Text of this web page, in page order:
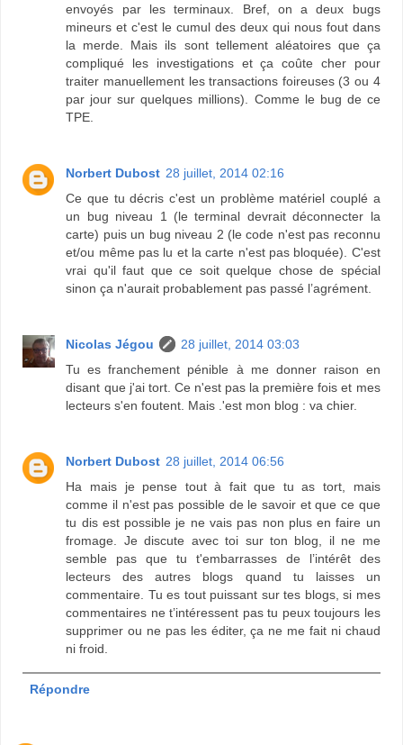
envoyés par les terminaux. Bref, on a deux bugs
mineurs et c'est le cumul des deux qui nous fout dans
la merde. Mais ils sont tellement aléatoires que ça
compliqué les investigations et ça coûte cher pour
traiter manuellement les transactions foireuses (3 ou 4
par jour sur quelques millions). Comme le bug de ce
TPE.
Norbert Dubost 28 juillet, 2014 02:16
Ce que tu décris c'est un problème matériel couplé a
un bug niveau 1 (le terminal devrait déconnecter la
carte) puis un bug niveau 2 (le code n'est pas reconnu
et/ou même pas lu et la carte n'est pas bloquée). C'est
vrai qu'il faut que ce soit quelque chose de spécial
sinon ça n'aurait probablement pas passé l’agrément.
Nicolas Jégou
28 juillet, 2014 03:03
Tu es franchement pénible à me donner raison en
disant que j'ai tort. Ce n'est pas la première fois et mes
lecteurs s'en foutent. Mais .'est mon blog : va chier.
Norbert Dubost 28 juillet, 2014 06:56
Ha mais je pense tout à fait que tu as tort, mais
comme il n'est pas possible de le savoir et que ce que
tu dis est possible je ne vais pas non plus en faire un
fromage. Je discute avec toi sur ton blog, il ne me
semble pas que tu t'embarrasses de l’intérêt des
lecteurs des autres blogs quand tu laisses un
commentaire. Tu es tout puissant sur tes blogs, si mes
commentaires ne t’intéressent pas tu peux toujours les
supprimer ou ne pas les éditer, ça ne me fait ni chaud
ni froid.
Répondre